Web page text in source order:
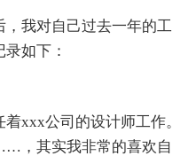
我对自己过去一年的工
如下：
xxx公司的设计师工作。
，其实我非常的喜欢自